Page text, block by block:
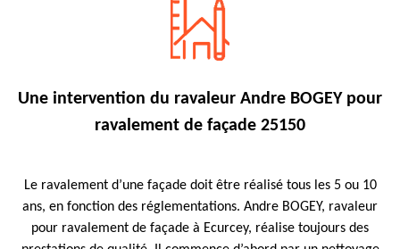
Une intervention du ravaleur Andre BOGEY pour
ravalement de façade 25150
Le ravalement d’une façade doit être réalisé tous les 5 ou 10
ans, en fonction des réglementations. Andre BOGEY, ravaleur
pour ravalement de façade à Ecurcey, réalise toujours des